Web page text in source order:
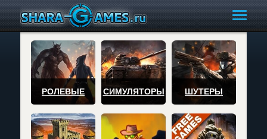
РОЛЕВЫЕ СИМУЛЯТОРЫ ШУТЕРЫ